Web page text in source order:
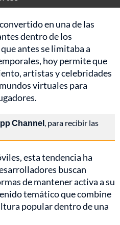
en una de las
dentro de los
antes se limitaba a
hoy permite que
artistas y celebridades
virtuales para
Channel, para recibir las
esta tendencia ha
buscan
de mantener activa a su
temático que combine
popular dentro de una